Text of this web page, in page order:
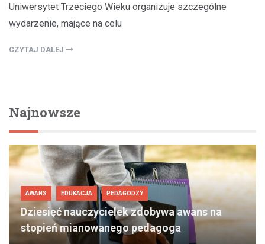
Uniwersytet Trzeciego Wieku organizuje szczególne
wydarzenie, mające na celu
CZYTAJ DALEJ
Najnowsze
AWANS EDUKACJA PEDAGODZY
Dziesięć nauczycielek zdobywa awans na
stopień mianowanego pedagoga